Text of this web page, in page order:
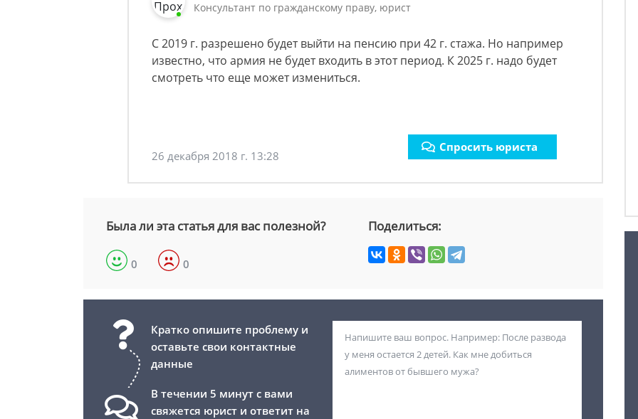
Консультант по гражданскому праву, юрист
С 2019 г. разрешено будет выйти на пенсию при 42 г. стажа. Но например
известно, что армия не будет входить в этот период. К 2025 г. надо будет
смотреть что еще может измениться.
26 декабря 2018 г. 13:28
Спросить юриста
Была ли эта статья для вас полезной?
0 0
Поделиться:
Кратко опишите проблему и
оставьте свои контактные
данные
В течении 5 минут с вами
свяжется юрист и ответит на